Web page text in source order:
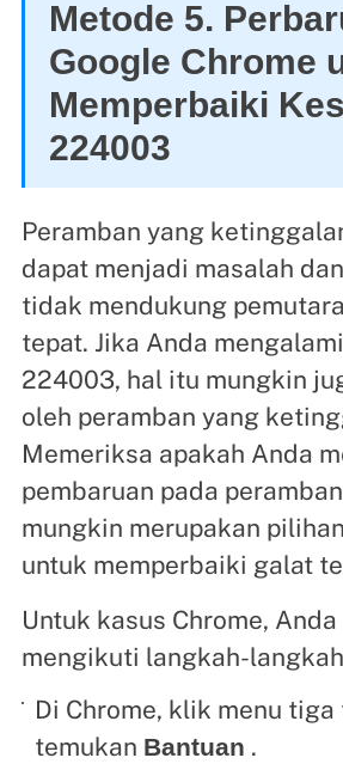
Metode 5.
Google Chrome
Memperbaiki
224003
Peramban yang
dapat menjadi masalah
tidak mendukung
tepat. Jika Anda
224003, hal itu mungkin
oleh peramban yang
Memeriksa apakah Anda
pembaruan pada
mungkin merupakan
untuk memperbaiki galat
Untuk kasus Chrome,
mengikuti langkah-
Di Chrome, klik menu
temukan Bantuan .